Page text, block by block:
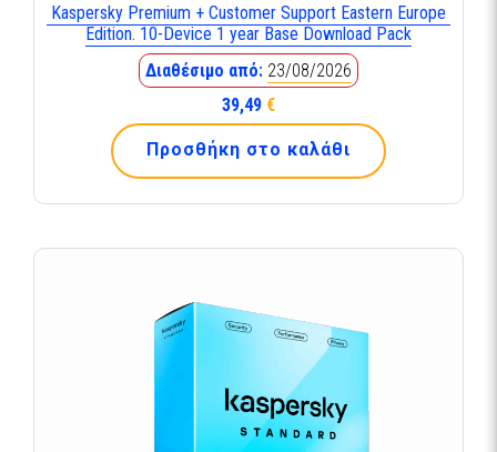
Kaspersky Premium + Customer Support Eastern Europe
Edition. 10-Device 1 year Base Download Pack
Διαθέσιμο από: 23/08/2026
39,49 €
Προσθήκη στο καλάθι